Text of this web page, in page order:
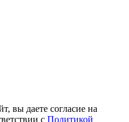
вы даете согласие на
с Политикой